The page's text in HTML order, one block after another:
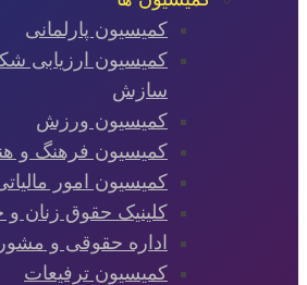
کمیسیون پارلمانی
کمیسیون ارزیابی
سازش
کمیسیون ورزش
کمیسیون فرهنگ و
کمیسیون امور
کلینیک حقوق زنان و
اداره حقوقی و
کمیسیون ترفیعات